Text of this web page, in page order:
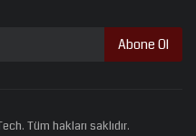
Abone Ol
Tüm hakları saklıdır.